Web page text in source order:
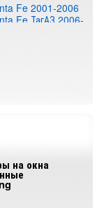
Fe 2001-2006
Fe ТагАЗ 2006-
на окна